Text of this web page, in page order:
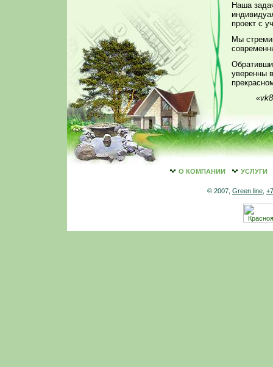
Наша
проект с
Мы
уверенны
О КОМПАНИИ УСЛУГИ
© 2007, Green line